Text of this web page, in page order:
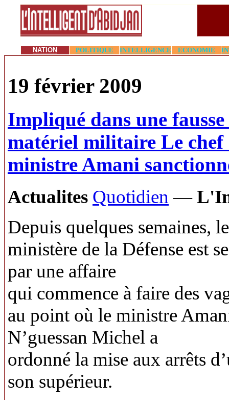
NATION POLITIQUE INTELLIGENCE ECONOMIE
19 février 2009
Impliqué dans une
matériel militaire Le chef
ministre Amani
Actualites Quotidien —
Depuis quelques semaines, le
ministère de la Défense est
par une affaire
qui commence à faire des
au point où le ministre
N’guessan Michel a
ordonné la mise aux arrêts
son supérieur.